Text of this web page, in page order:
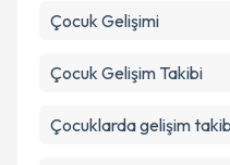
Çocuk Gelişimi
Çocuk Gelişim Takibi
Çocuklarda gelişim